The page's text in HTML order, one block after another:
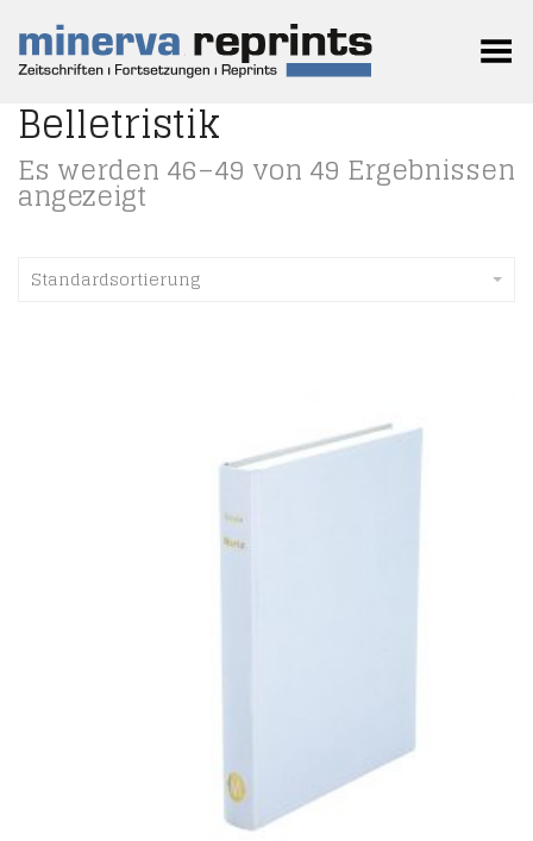
Toggle Menu
Belletristik
Es werden 46–49 von 49 Ergebnissen
angezeigt
Standardsortierung